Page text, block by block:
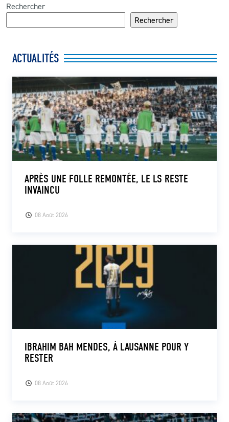
Rechercher
Rechercher
ACTUALITÉS
08 Août 2026
APRÈS UNE FOLLE REMONTÉE, LE LS RESTE
INVAINCU
08 Août 2026
IBRAHIM BAH MENDES, À LAUSANNE POUR Y
RESTER